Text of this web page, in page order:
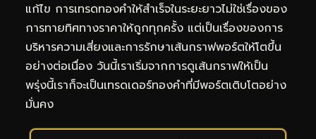
แก้ไข การเทรดทองคำให้สำเร็จในระยะยาวไม่ใช่เรื่องของ
การทายทิศทางราคาให้ถูกทุกครั้ง แต่เป็นเรื่องของการ
บริหารความเสี่ยงและการรักษาเส้นกราฟพอร์ตให้โตขึ้น
อย่างต่อเนื่อง วันนี้เราเริ่มจากการดูเส้นกราฟให้เป็น
พรุ่งนี้เราก็จะเป็นเทรดเดอร์ทองคำที่มีพอร์ตเติบโตอย่าง
มั่นคง